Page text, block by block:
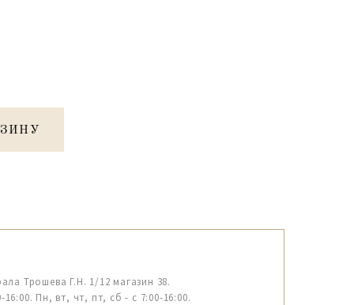
Трошева Г.Н. 1/12 магазин 38.
Пн, вт, чт, пт, сб - с 7:00-16:00.